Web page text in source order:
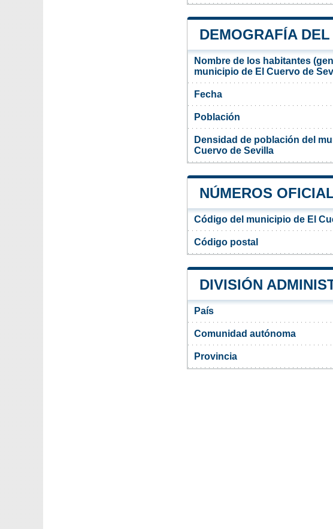
DEMOGRAFÍA
Nombre de los habitantes
municipio de El Cuervo de
Fecha
Población
Densidad de población del
Cuervo de Sevilla
NÚMEROS
Código del municipio de El
Código postal
DIVISIÓN
País
Comunidad autónoma
Provincia